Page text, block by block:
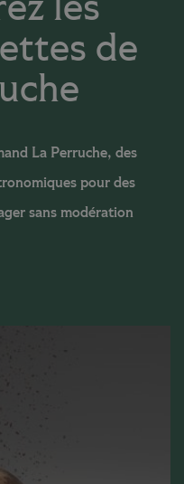
les
de
La Perruche, des
pour des
sans modération